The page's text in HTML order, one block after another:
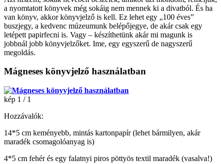
a nyomtatott könyvek még sokáig nem mennek ki a divatból. És ha
van könyv, akkor könyvjelző is kell. Ez lehet egy „100 éves”
buszjegy, a kedvenc múzeumunk belépőjegye, de akár csak egy
letépett papirfecni is. Vagy – készíthetünk akár mi magunk is
jobbnál jobb könyvjelzőket. Ime, egy egyszerű de nagyszerű
megoldás.
Mágneses könyvjelző használatban
kép 1 / 1
Hozzávalók:
14*5 cm keményebb, mintás kartonpapír (lehet bármilyen, akár
maradék csomagolóanyag is)
4*5 cm fehér és egy falatnyi piros pöttyös textil maradék (vasalva!)